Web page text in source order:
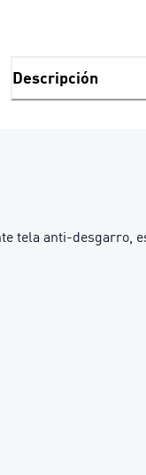
Descripción
tela anti-desgarro,